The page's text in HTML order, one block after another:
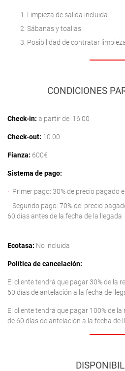
Limpieza de salida incluida.
Sábanas y toallas.
Posibilidad de contratar
CONDICIONES
Check-in: a partir de: 16:00
Check-out: 10:00
Fianza: 600€
Sistema de pago:
Primer pago: 30% de precio pagado
Segundo pago: 70% del precio
60 días antes de la fecha de la llegada
Ecotasa: No incluida
Política de cancelación:
El cliente tendrá que pagar 30% de la
60 días de antelación a la fecha de
El cliente tendrá que pagar 100% de
de 60 días de antelación a la fecha de